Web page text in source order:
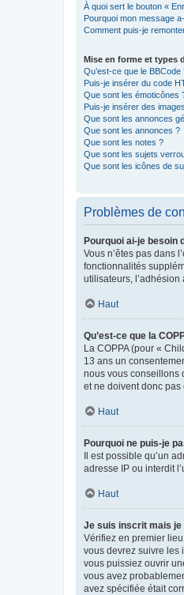
À quoi sert le bouton «
Pourquoi mon message
Comment puis-je
Mise en forme et types
Qu’est-ce que le BBCode
Puis-je insérer du code
Que sont les émoticônes
Puis-je insérer des
Que sont les annonces
Que sont les annonces ?
Que sont les notes ?
Que sont les sujets
Que sont les icônes de
Problèmes de
Pourquoi ai-je besoin
Vous n’êtes pas dans
fonctionnalités
utilisateurs, l’adhésion
Haut
Qu’est-ce que la
La COPPA (pour «
13 ans un
nous vous conseillons
et ne doivent donc pas
Haut
Pourquoi ne puis-je
Il est possible qu’un
adresse IP ou interdit
Haut
Je suis inscrit mais je
Vérifiez en premier
vous devrez suivre les
vous puissiez ouvrir
vous avez
avez spécifiée était